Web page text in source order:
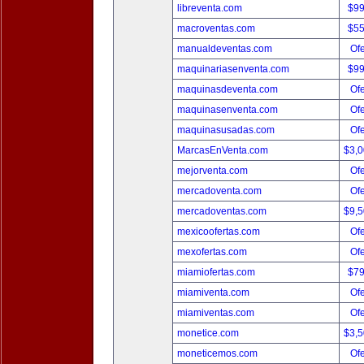
libreventa.com
macroventas.com
manualdeventas.com
maquinariasenventa.com
maquinasdeventa.com
maquinasenventa.com
maquinasusadas.com
MarcasEnVenta.com
mejorventa.com
mercadoventa.com
mercadoventas.com
mexicoofertas.com
mexofertas.com
miamiofertas.com
miamiventa.com
miamiventas.com
monetice.com
moneticemos.com